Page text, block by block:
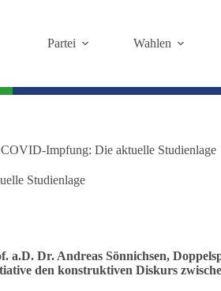
Partei Wahlen
Impfung: Die aktuelle Studienlage
Studienlage
a.D. Dr. Andreas Sönnichsen,
den konstruktiven Diskurs